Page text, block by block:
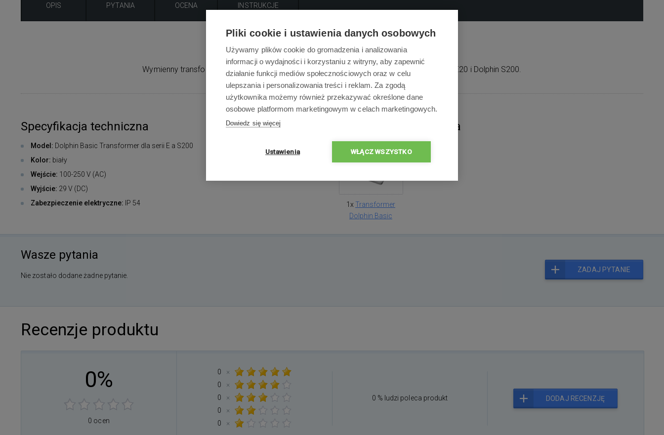
OPIS PYTANIA OCENA INSTRUKCJE
Opis produktu
Wymienny transformator dla Dolphin Basic do basenowych odkurzaczy Dolphin E10 oraz E20 i Dolphin S200.
Specyfikacja techniczna
Model: Dolphin Basic Transformer dla serii E a S200
Kolor: biały
Wejście: 100-250 V (AC)
Wyjście: 29 V (DC)
Zabezpieczenie elektryczne: IP 54
Zawartość opakowania
1x Transformer
Dolphin Basic
Wasze pytania
ZADAJ PYTANIE
Nie zostało dodane żadne pytanie.
Recenzje produktu
0%
0 ocen
0
×
0
×
0
×
0
×
0
×
0 % ludzi poleca produkt DODAJ RECENZJĘ
Pliki cookie i ustawienia danych osobowych
Używamy plików cookie do gromadzenia i analizowania
informacji o wydajności i korzystaniu z witryny, aby zapewnić
działanie funkcji mediów społecznościowych oraz w celu
ulepszania i personalizowania treści i reklam. Za zgodą
użytkownika możemy również przekazywać określone dane
osobowe platformom marketingowym w celach marketingowych.
Dowiedz się więcej
Ustawienia WŁĄCZ WSZYSTKO